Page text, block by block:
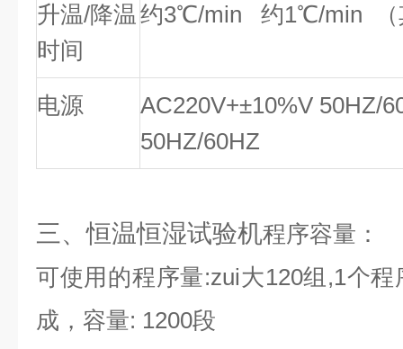
升温/降温
时间
约3℃/min 约1℃/min （
电源
AC220V+±10%V
50HZ/60HZ
三、恒温恒湿试验机程序容量：
可使用的程序量:zui大120组,1个
成，容量: 1200段